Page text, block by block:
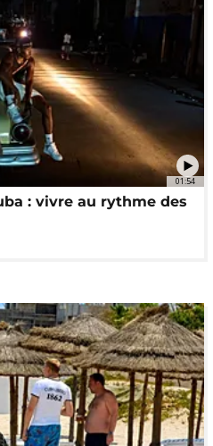
01:54
: vivre au rythme des